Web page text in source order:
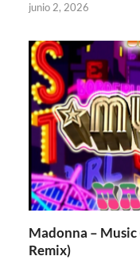
junio 2, 2026
Madonna –
Remix)